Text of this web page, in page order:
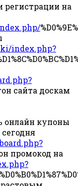
регистрации на
index.php?
сайта доскам
онлайн купоны
промокод на